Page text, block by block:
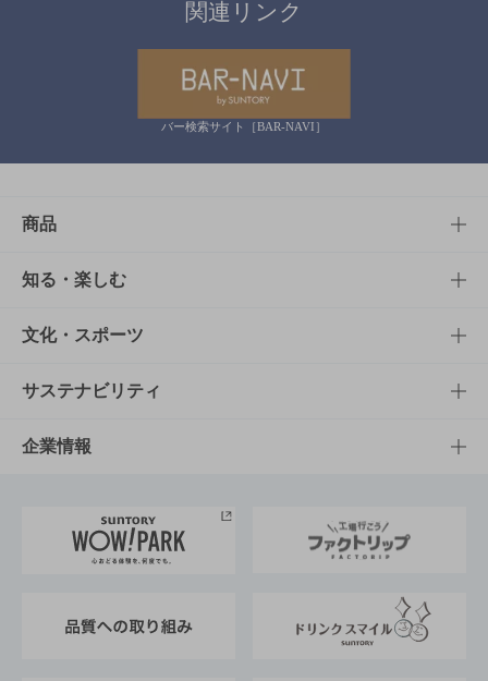
関連リンク
バー検索サイト［BAR-NAVI］
商品
商品TOP
商品一覧
商品発売情報
栄養成分一覧
知る・楽しむ
知る・楽しむTOP
キャンペーン
工場見学
地域情報
文化・スポーツ
文化・スポーツTOP
サントリーホール
サントリーサンバーズ大阪
サステナビリティ
サステナビリティTOP
サントリーが考えるサステナビリティ経営
企業情報
企業概要